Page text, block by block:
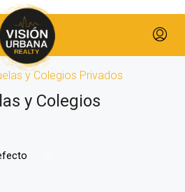
y Colegios Privados
y Colegios